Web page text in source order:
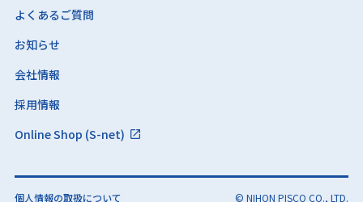
よくあるご質問
お知らせ
会社情報
採用情報
Online Shop (S-net)
個人情報の取扱について © NIHON PISCO CO., LTD.